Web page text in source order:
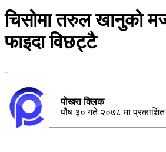
चिसोमा तरुल खानुको
फाइदा विछट्टै
-
पोखरा क्लिक
पौष ३० गते २०७८ मा प्रकाशित